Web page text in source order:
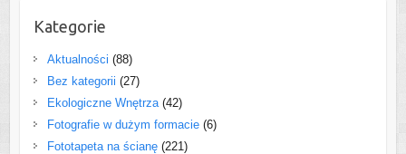
Kategorie
Aktualności (88)
Bez kategorii (27)
Ekologiczne Wnętrza(42)
Fotografie w dużym formacie(6)
Fototapeta na ścianę(221)